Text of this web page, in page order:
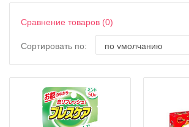
Сравнение товаров (0)
Сортировать по: